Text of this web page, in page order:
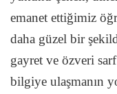
emanet ettiğimiz
daha güzel bir
gayret ve özveri
bilgiye ulaşmanın